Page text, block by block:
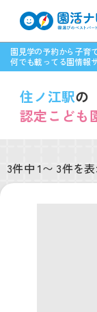
園見学の予約から子育
何でも載ってる園情報
住ノ江駅の
認定こども
3件中 1〜 3件を